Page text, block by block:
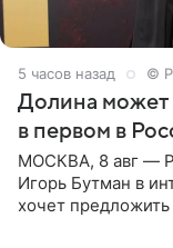
5 часов назад ©
Долина может
в первом в
МОСКВА, 8 авг —
Игорь Бутман в
хочет